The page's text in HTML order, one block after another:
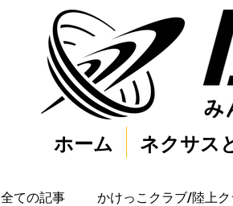
ホーム ネクサス
全ての記事 かけっこクラブ/陸上